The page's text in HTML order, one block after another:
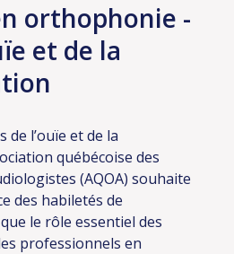
orthophonie -
et de la
de l’ouïe et de la
québécoise des
(AQOA) souhaite
des habiletés de
le rôle essentiel des
professionnels en